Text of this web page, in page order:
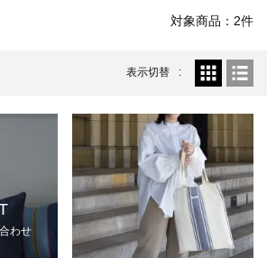
対象商品：2件
表示切替
わせ